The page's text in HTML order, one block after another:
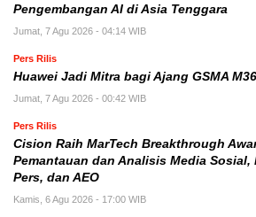
Pengembangan AI di Asia Tenggara
Jumat, 7 Agu 2026 - 04:14 WIB
Pers Rilis
Huawei Jadi Mitra bagi Ajang GSMA
Jumat, 7 Agu 2026 - 00:42 WIB
Pers Rilis
Cision Raih MarTech Breakthrough
Pemantauan dan Analisis Media Sosial,
Pers, dan AEO
Kamis, 6 Agu 2026 - 17:00 WIB